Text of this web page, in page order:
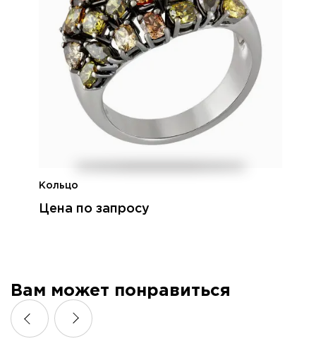
Кольцо
Цена по запросу
Вам может понравиться